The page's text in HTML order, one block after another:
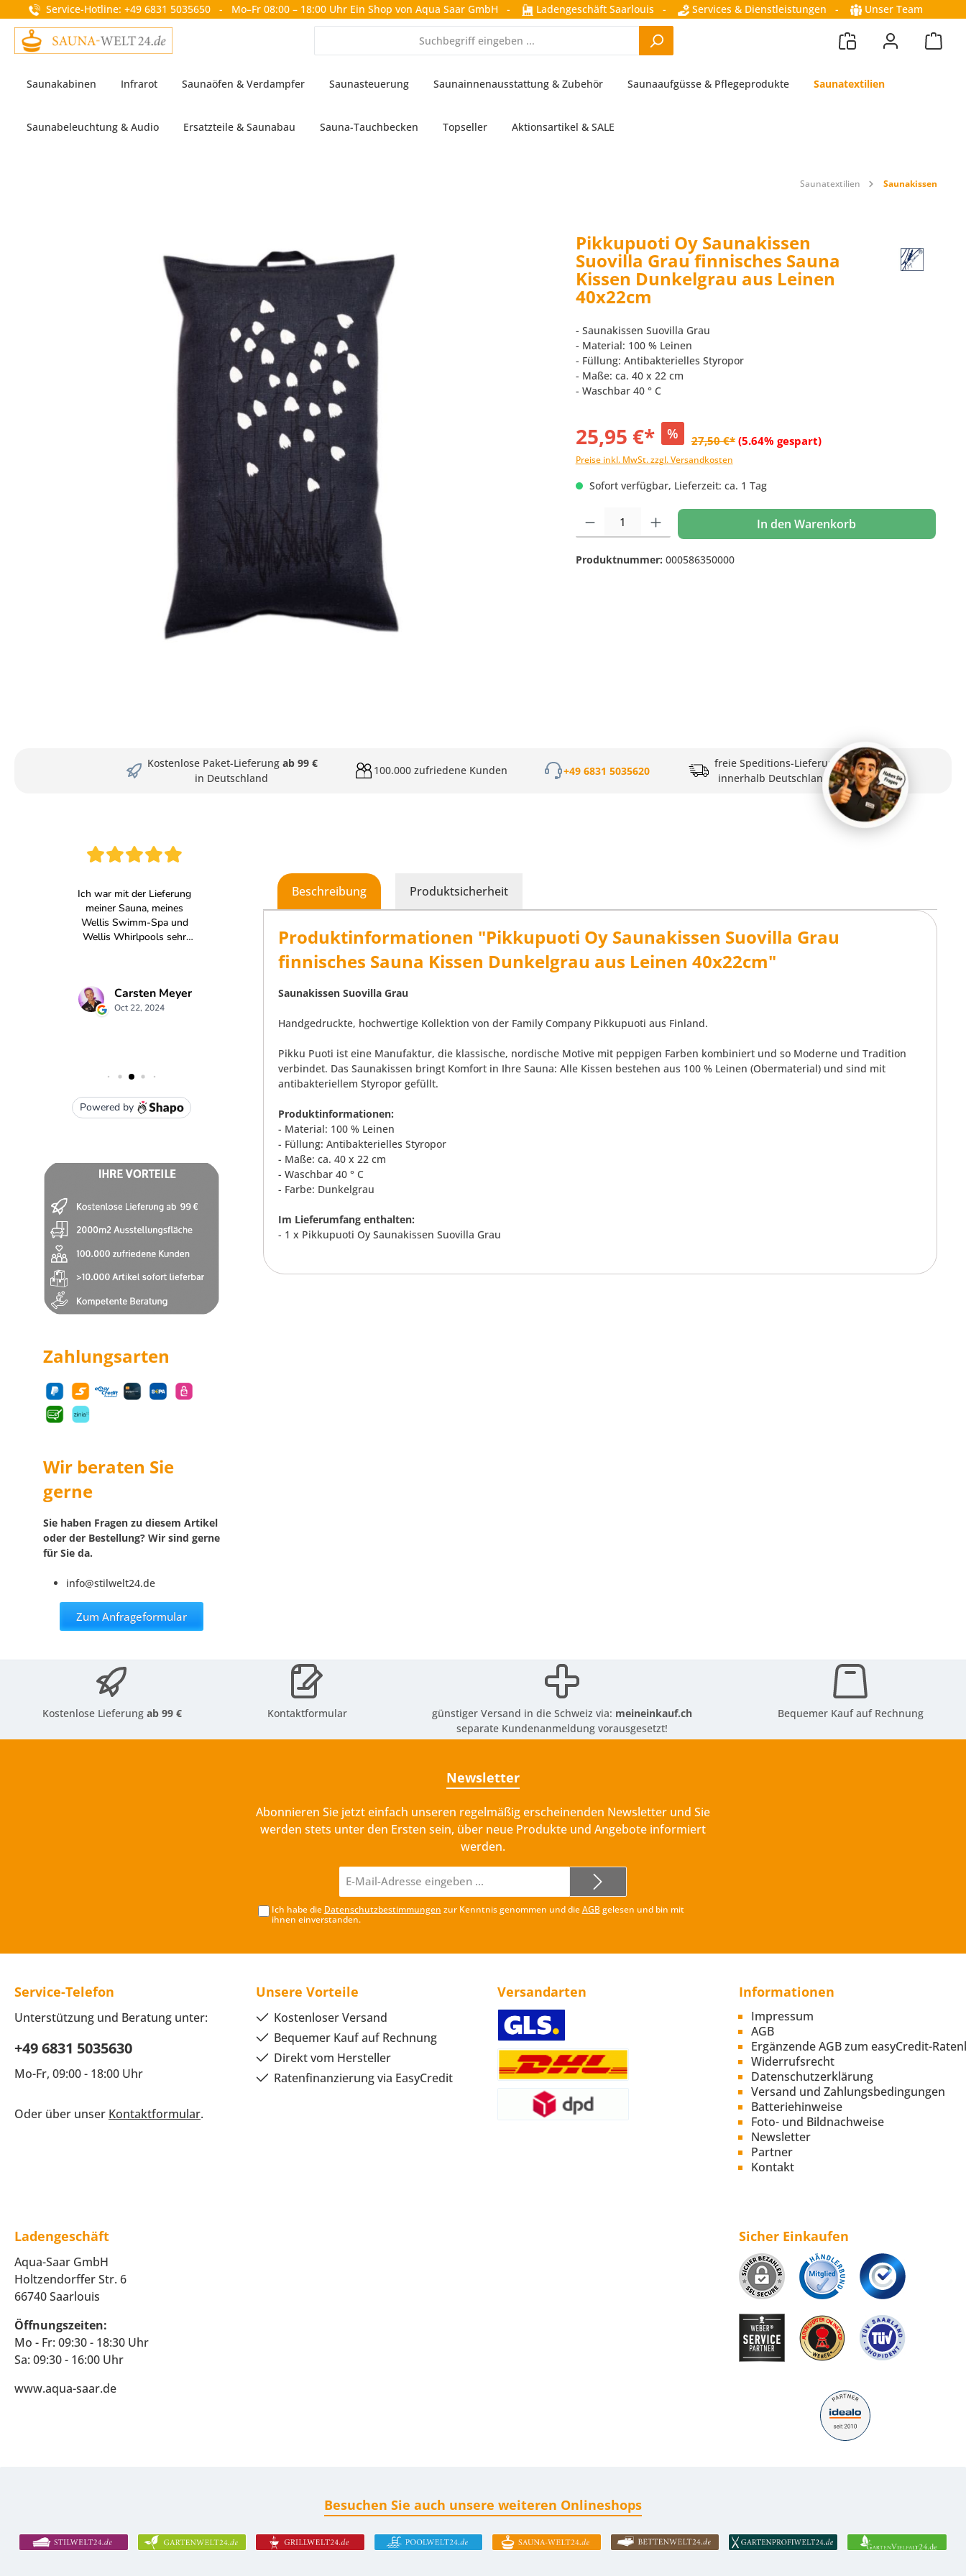
Zur Hauptnavigation springen
Service-Hotline: +49 6831 5035650 - Mo–Fr 08:00 – 18:00 Uhr Ein Shop von Aqua Saar GmbH - Ladengeschäft Saarlouis - Services & Dienstleistungen - Unser Team
Saunakabinen Infrarot Saunaöfen & Verdampfer Saunasteuerung Saunainnenausstattung & Zubehör Saunaaufgüsse & Pflegeprodukte Saunatextilien
Saunabeleuchtung & Audio Ersatzteile & Saunabau Sauna-Tauchbecken Topseller Aktionsartikel & SALE
Saunatextilien Saunakissen
Pikkupuoti Oy Saunakissen
Suovilla Grau finnisches Sauna
Kissen Dunkelgrau aus Leinen
40x22cm
- Saunakissen Suovilla Grau
- Material: 100 % Leinen
- Füllung: Antibakterielles Styropor
- Maße: ca. 40 x 22 cm
- Waschbar 40 ° C
25,95 €* % 27,50 €* (5.64% gespart)
Preise inkl. MwSt. zzgl. Versandkosten
Sofort verfügbar, Lieferzeit: ca. 1 Tag
Produkt Anzahl: Gib den gewünschten Wert ein oder benutze die Schaltflächen um die
In den Warenkorb
Produktnummer: 000586350000
Kostenlose Paket-Lieferung ab 99 €
in Deutschland
100.000 zufriedene Kunden +49 6831 5035620
freie Speditions-Lieferung
innerhalb Deutschlands
Zahlungsarten
Wir beraten Sie
gerne
Sie haben Fragen zu diesem Artikel
oder der Bestellung? Wir sind gerne
für Sie da.
info@stilwelt24.de
Zum Anfrageformular
Beschreibung Produktsicherheit
Produktinformationen "Pikkupuoti Oy Saunakissen Suovilla Grau
finnisches Sauna Kissen Dunkelgrau aus Leinen 40x22cm"
Saunakissen Suovilla Grau
Handgedruckte, hochwertige Kollektion von der Family Company Pikkupuoti aus Finland.
Pikku Puoti ist eine Manufaktur, die klassische, nordische Motive mit peppigen Farben kombiniert und so Moderne und Tradition
verbindet. Das Saunakissen bringt Komfort in Ihre Sauna: Alle Kissen bestehen aus 100 % Leinen (Obermaterial) und sind mit
antibakteriellem Styropor gefüllt.
Produktinformationen:
- Material: 100 % Leinen
- Füllung: Antibakterielles Styropor
- Maße: ca. 40 x 22 cm
- Waschbar 40 ° C
- Farbe: Dunkelgrau
Im Lieferumfang enthalten:
- 1 x Pikkupuoti Oy Saunakissen Suovilla Grau
Kostenlose Lieferungab 99 € Kontaktformular günstiger Versand in die Schweiz via: meineinkauf.ch
separate Kundenanmeldung vorausgesetzt!
Bequemer Kauf auf Rechnung
Newsletter
Abonnieren Sie jetzt einfach unseren regelmäßig erscheinenden Newsletter und Sie
werden stets unter den Ersten sein, über neue Produkte und Angebote informiert
werden.
Mail-
Adresse*
Ich habe die Datenschutzbestimmungen zur Kenntnis genommen und dieAGBgelesen und bin mit
ihnen einverstanden.
Service-Telefon
Unterstützung und Beratung unter:
+49 6831 5035630
Mo-Fr, 09:00 - 18:00 Uhr
Oder über unser Kontaktformular.
Unsere Vorteile
Kostenloser Versand
Bequemer Kauf auf Rechnung
Direkt vom Hersteller
Ratenfinanzierung via EasyCredit
Versandarten Informationen
Impressum
AGB
Ergänzende AGB zum easyCredit-
Widerrufsrecht
Datenschutzerklärung
Versand und Zahlungsbedingungen
Batteriehinweise
Foto- und Bildnachweise
Newsletter
Partner
Kontakt
Ladengeschäft
Aqua-Saar GmbH
Holtzendorffer Str. 6
66740 Saarlouis
Öffnungszeiten:
Mo - Fr: 09:30 - 18:30 Uhr
Sa: 09:30 - 16:00 Uhr
www.aqua-saar.de
Sicher Einkaufen
Besuchen Sie auch unsere weiteren Onlineshops